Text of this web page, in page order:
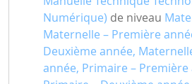
Numérique) de niveau
Maternelle – Première
Deuxième année,
année, Primaire – Première